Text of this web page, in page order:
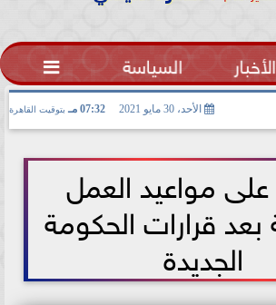
الأخبار السياسة 
الأحد، 30 مايو 2021 07:32 مـ بتوقيت القاهرة
مواعيد العمل
بعد قرارات الحكومة
الجديدة